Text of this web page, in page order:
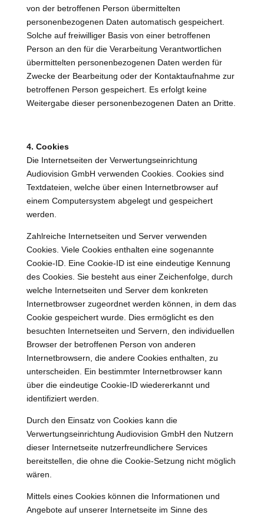
von der betroffenen Person übermittelten
personenbezogenen Daten automatisch gespeichert.
Solche auf freiwilliger Basis von einer betroffenen
Person an den für die Verarbeitung Verantwortlichen
übermittelten personenbezogenen Daten werden für
Zwecke der Bearbeitung oder der Kontaktaufnahme zur
betroffenen Person gespeichert. Es erfolgt keine
Weitergabe dieser personenbezogenen Daten an Dritte.
4. Cookies
Die Internetseiten der Verwertungseinrichtung
Audiovision GmbH verwenden Cookies. Cookies sind
Textdateien, welche über einen Internetbrowser auf
einem Computersystem abgelegt und gespeichert
werden.
Zahlreiche Internetseiten und Server verwenden
Cookies. Viele Cookies enthalten eine sogenannte
Cookie-ID. Eine Cookie-ID ist eine eindeutige Kennung
des Cookies. Sie besteht aus einer Zeichenfolge, durch
welche Internetseiten und Server dem konkreten
Internetbrowser zugeordnet werden können, in dem das
Cookie gespeichert wurde. Dies ermöglicht es den
besuchten Internetseiten und Servern, den individuellen
Browser der betroffenen Person von anderen
Internetbrowsern, die andere Cookies enthalten, zu
unterscheiden. Ein bestimmter Internetbrowser kann
über die eindeutige Cookie-ID wiedererkannt und
identifiziert werden.
Durch den Einsatz von Cookies kann die
Verwertungseinrichtung Audiovision GmbH den Nutzern
dieser Internetseite nutzerfreundlichere Services
bereitstellen, die ohne die Cookie-Setzung nicht möglich
wären.
Mittels eines Cookies können die Informationen und
Angebote auf unserer Internetseite im Sinne des